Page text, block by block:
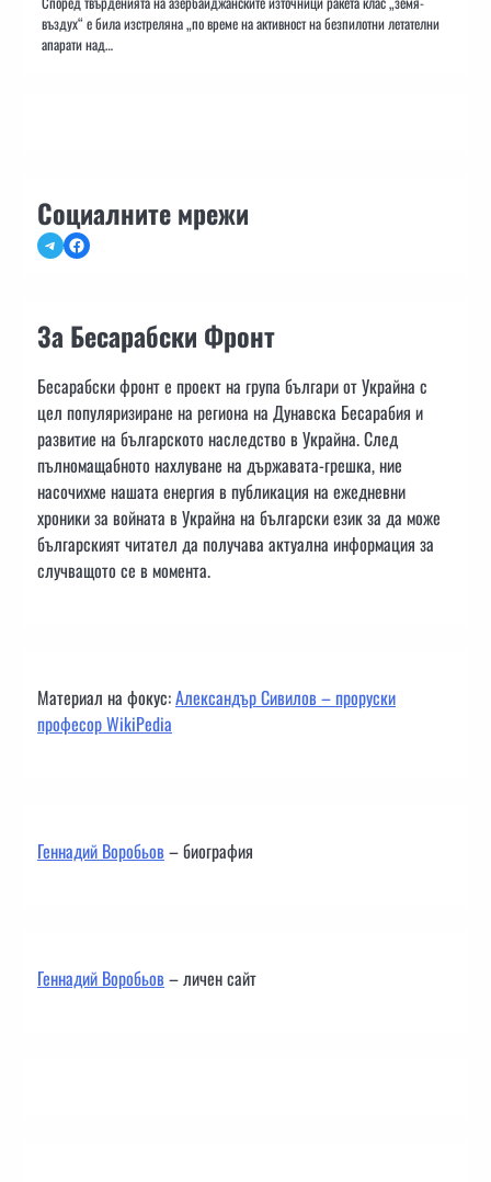
въздух“ е била изстреляна „по време на активност на безпилотни летателни
апарати над…
Социалните мрежи
TelegramFacebook
За Бесарабски Фронт
Бесарабски фронт е проект на група българи от Украйна с
цел популяризиране на региона на Дунавска Бесарабия и
развитие на българското наследство в Украйна. След
пълномащабното нахлуване на държавата-грешка, ние
насочихме нашата енергия в публикация на ежедневни
хроники за войната в Украйна на български език за да може
българският читател да получава актуална информация за
случващото се в момента.
Материал на фокус:Александър Сивилов – проруски
професор WikiPedia
Геннадий Воробьов– биография
Геннадий Воробьов– личен сайт